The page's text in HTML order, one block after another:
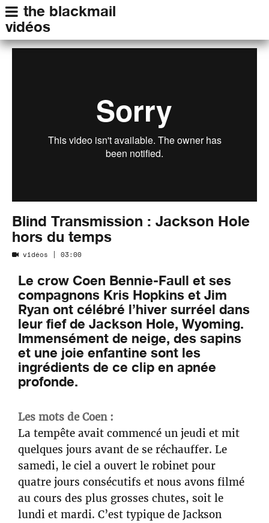
the blackmail
vidéos
Blind Transmission : Jackson Hole
hors du temps
vidéos | 03:00
Le crow Coen Bennie-Faull et ses
compagnons Kris Hopkins et Jim
Ryan ont célébré l’hiver surréel dans
leur fief de Jackson Hole, Wyoming.
Immensément de neige, des sapins
et une joie enfantine sont les
ingrédients de ce clip en apnée
profonde.
Les mots de Coen :
La tempête avait commencé un jeudi et mit
quelques jours avant de se réchauffer. Le
samedi, le ciel a ouvert le robinet pour
quatre jours consécutifs et nous avons filmé
au cours des plus grosses chutes, soit le
lundi et mardi. C’est typique de Jackson